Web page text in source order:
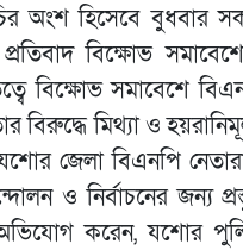
অংশ হিসেবে বুধবার
বিক্ষোভ সমাবেশে
বিক্ষোভ সমাবেশে
বিরুদ্ধে মিথ্যা ও
জেলা বিএনপি
ও নির্বাচনের জন্য
করেন, যশোর